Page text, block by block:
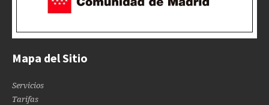
Mapa del Sitio
Servicios
Tarifas